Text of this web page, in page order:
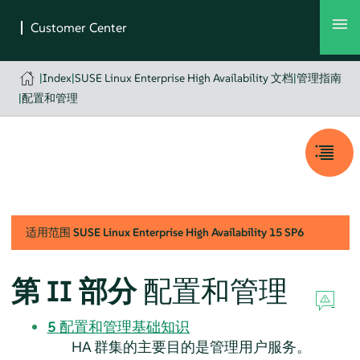
|Index|SUSE Linux Enterprise High Availability 文档|管理指南
|配置和管理
适用范围 SUSE Linux Enterprise High Availability 15 SP6
第 II 部分配置和管理
5 配置和管理基础知识
HA 群集的主要目的是管理用户服务。